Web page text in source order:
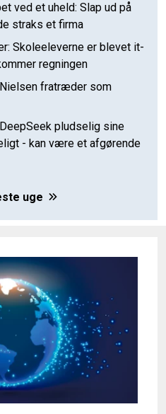
ved et uheld: Slap ud på
straks et firma
Skoleeleverne er blevet it-
regningen
fratræder som
pludselig sine
- kan være et afgørende
uge